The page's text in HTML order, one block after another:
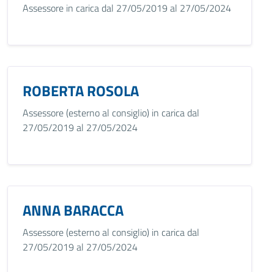
Assessore in carica dal 27/05/2019 al 27/05/2024
ROBERTA ROSOLA
Assessore (esterno al consiglio) in carica dal
27/05/2019 al 27/05/2024
ANNA BARACCA
Assessore (esterno al consiglio) in carica dal
27/05/2019 al 27/05/2024